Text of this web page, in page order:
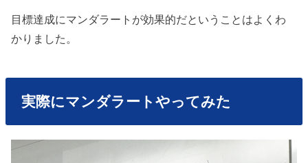
目標達成にマンダラートが効果的だということはよくわ
かりました。
実際にマンダラートやってみた